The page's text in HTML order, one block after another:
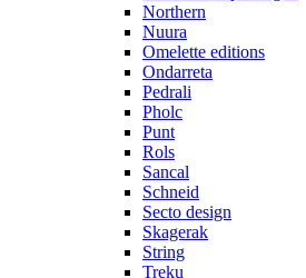
Northern
Nuura
Omelette editions
Ondarreta
Pedrali
Pholc
Punt
Rols
Sancal
Schneid
Secto design
Skagerak
String
Treku